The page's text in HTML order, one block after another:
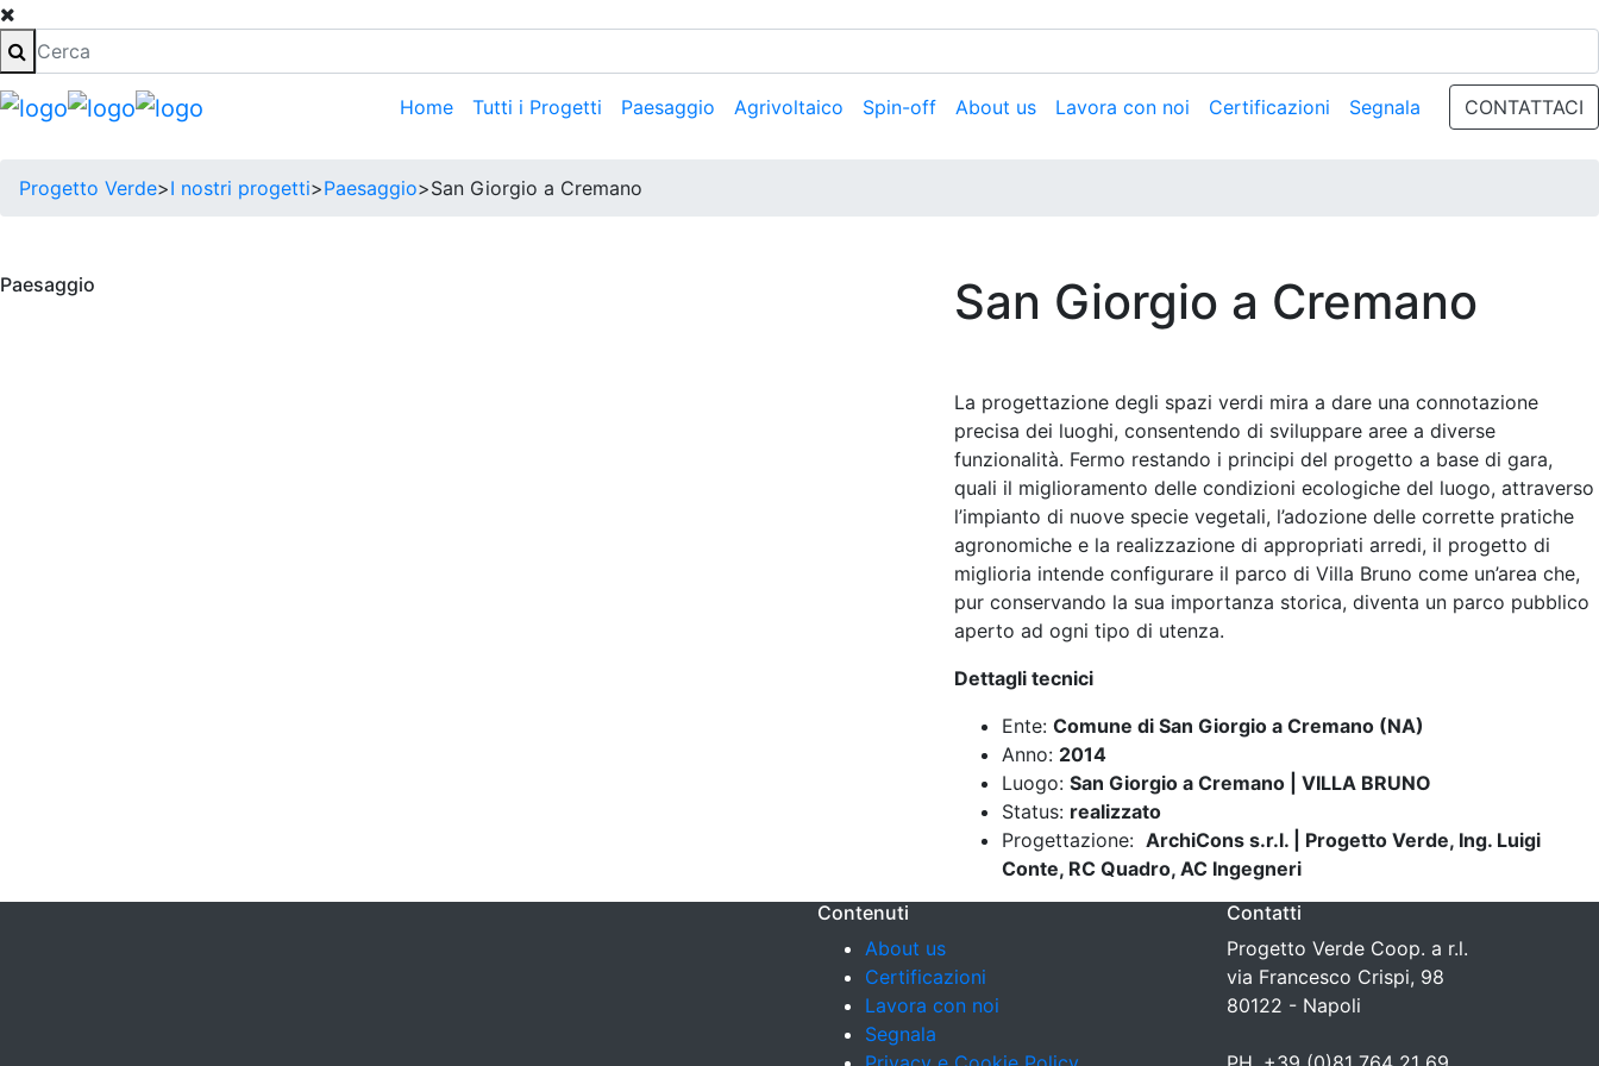
Home Tutti i Progetti Paesaggio Agrivoltaico Spin-off About us Lavora con noi Certificazioni Segnala CONTATTACI
Progetto Verde>I nostri progetti>Paesaggio>San Giorgio a Cremano
Paesaggio San Giorgio a Cremano
La progettazione degli spazi verdi mira a dare una connotazione
precisa dei luoghi, consentendo di sviluppare aree a diverse
funzionalità. Fermo restando i principi del progetto a base di gara,
quali il miglioramento delle condizioni ecologiche del luogo, attraverso
l’impianto di nuove specie vegetali, l’adozione delle corrette pratiche
agronomiche e la realizzazione di appropriati arredi, il progetto di
miglioria intende configurare il parco di Villa Bruno come un’area che,
pur conservando la sua importanza storica, diventa un parco pubblico
aperto ad ogni tipo di utenza.
Dettagli tecnici
Ente: Comune di San Giorgio a Cremano (NA)
Anno: 2014
Luogo: San Giorgio a Cremano | VILLA BRUNO
Status: realizzato
Progettazione: ArchiCons s.r.l. | Progetto Verde, Ing. Luigi
Conte, RC Quadro, AC Ingegneri
Contenuti
About us
Certificazioni
Lavora con noi
Segnala
Contatti
Progetto Verde Coop. a r.l.
via Francesco Crispi, 98
80122 - Napoli